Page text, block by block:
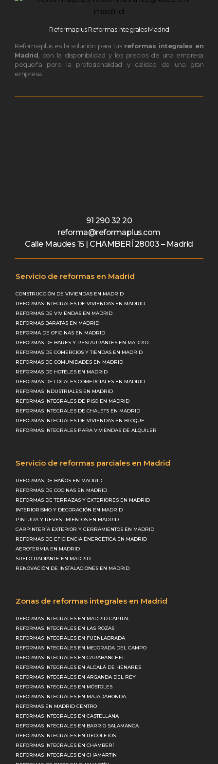
Reformaplus Reformas integrales Madrid
Reformaplus es la solución para tus reformas integrales en
Madrid , con la disponibilidad y los precios de una empresa
pequeña pero la profesionalidad y calidad de una gran
empresa.
91 290 32 20
reforma@reformaplus.com
Calle Maudes 15 | CHAMBERÍ 28003 – Madrid
Servicio de reformas en Madrid
CONSTRUCCIÓN DE VIVIENDAS EN MADRID
REFORMAS INTEGRALES DE VIVIENDAS EN MADRID
REFORMAS DE VIVIENDAS EN MADRID
REFORMAS BARATAS EN MADRID
REFORMA DE OFICINAS EN MADRID
REFORMAS DE BARES Y RESTAURANTES EN MADRID
REFORMAS DE COMERCIOS Y TIENDAS EN MADRID
REFORMAS DE COMUNIDADES EN MADRID
REFORMAS DE HOTELES EN MADRID
REFORMAS DE LOCALES COMERCIALES EN MADRID
REFORMAS INDUSTRIALES EN MADRID
REFORMAS INTEGRALES DE PISO EN MADRID
REFORMAS INTEGRALES DE CHALETS EN MADRID
REFORMAS INTEGRALES DE VIVIENDAS EN BLOQUE
REFORMAS INTEGRALES PARA VIVIENDAS DE ALQUILER
Servicio de reformas parciales en Madrid
REFORMAS DE BAÑOS EN MADRID
REFORMAS DE COCINAS EN MADRID
REFORMAS DE TERRAZAS Y EXTERIORES EN MADRID
INTERIORISMO Y DECORACIÓN EN MADRID
PINTURA Y REVESTIMIENTOS EN MADRID
CARPINTERÍA EXTERIOR Y CERRAMIENTOS EN MADRID
REFORMAS DE EFICIENCIA ENERGÉTICA EN MADRID
AEROTERMIA EN MADRID
SUELO RADIANTE EN MADRID
RENOVACIÓN DE INSTALACIONES EN MADRID
Zonas de reformas integrales en Madrid
REFORMAS INTEGRALES EN MADRID CAPITAL
REFORMAS INTEGRALES EN LAS ROZAS
REFORMAS INTEGRALES EN FUENLABRADA
REFORMAS INTEGRALES EN MEJORADA DEL CAMPO
REFORMAS INTEGRALES EN CARABANCHEL
REFORMAS INTEGRALES EN ALCALÁ DE HENARES
REFORMAS INTEGRALES EN ARGANDA DEL REY
REFORMAS INTEGRALES EN MÓSTOLES
REFORMAS INTEGRALES EN MAJADAHONDA
REFORMAS EN MADRID CENTRO
REFORMAS INTEGRALES EN CASTELLANA
REFORMAS INTEGRALES EN BARRIO SALAMANCA
REFORMAS INTEGRALES EN RECOLETOS
REFORMAS INTEGRALES EN CHAMBERÍ
REFORMAS INTEGRALES EN CHAMARTIN